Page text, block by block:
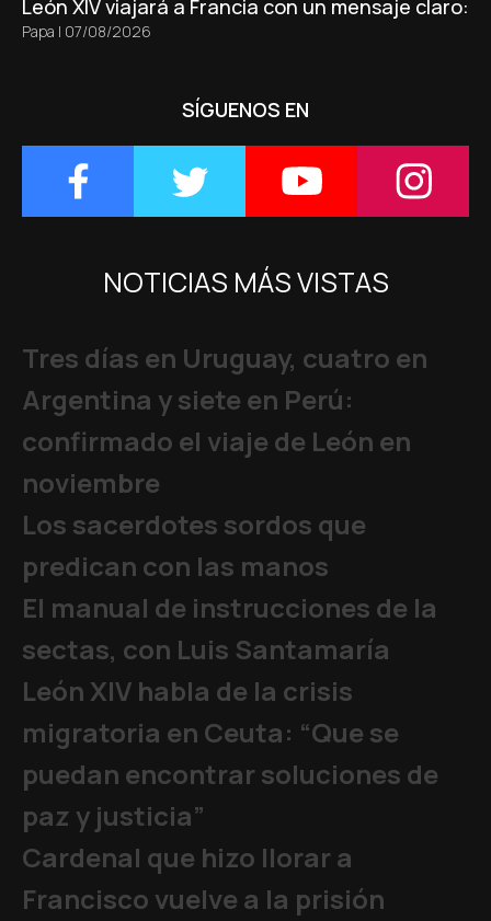
León XIV viajará a Francia con un mensaje claro:
Papa | 07/08/2026
SÍGUENOS EN
NOTICIAS MÁS VISTAS
Tres días en Uruguay, cuatro en
Argentina y siete en Perú:
confirmado el viaje de León en
noviembre
Los sacerdotes sordos que
predican con las manos
El manual de instrucciones de la
sectas, con Luis Santamaría
León XIV habla de la crisis
migratoria en Ceuta: “Que se
puedan encontrar soluciones de
paz y justicia”
Cardenal que hizo llorar a
Francisco vuelve a la prisión